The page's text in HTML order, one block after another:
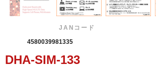
JANコード
4580039981335
DHA-SIM-133